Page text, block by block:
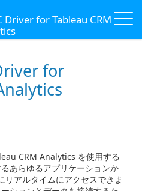
Driver for Tableau CRM
for
CRM Analytics を使用する
あらゆるアプリケーションか
リアルタイムにアクセスできま